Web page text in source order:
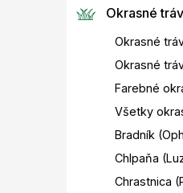
Okrasné
Okrasné
Okrasné
Farebné
Všetky
Bradník
Chlpaňa
Chrastnica